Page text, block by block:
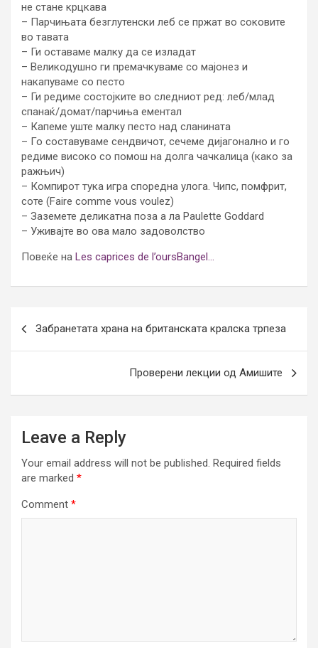
не стане крцкава
– Парчињата безглутенски леб се пржат во соковите
во тавата
– Ги оставаме малку да се изладат
– Великодушно ги премачкуваме со мајонез и
накапуваме со песто
– Ги редиме состојките во следниот ред: леб/млад
спанаќ/домат/парчиња ементал
– Капеме уште малку песто над сланината
– Го составуваме сендвичот, сечеме дијагонално и го
редиме високо со помош на долга чачкалица (како за
ражњич)
– Компирот тука игра споредна улога. Чипс, помфрит,
соте (Faire comme vous voulez)
– Заземете деликатна поза а ла Paulette Goddard
– Уживајте во ова мало задоволство
Повеќе на Les caprices de l’oursBangel…
navigation
Забранетата храна на британската кралска трпеза
Проверени лекции од Амишите
Leave a Reply
Your email address will not be published. Required fields
are marked *
Comment *